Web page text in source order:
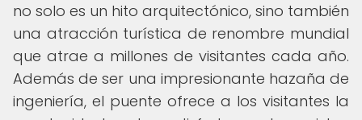
no solo es un hito arquitectónico, sino también
una atracción turística de renombre mundial
que atrae a millones de visitantes cada año.
Además de ser una impresionante hazaña de
ingeniería, el puente ofrece a los visitantes la